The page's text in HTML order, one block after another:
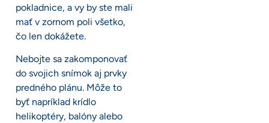
pokladnice, a vy by ste mali
mať v zornom poli všetko,
čo len dokážete.
Nebojte sa zakomponovať
do svojich snímok aj prvky
predného plánu. Môže to
byť napríklad krídlo
helikoptéry, balóny alebo